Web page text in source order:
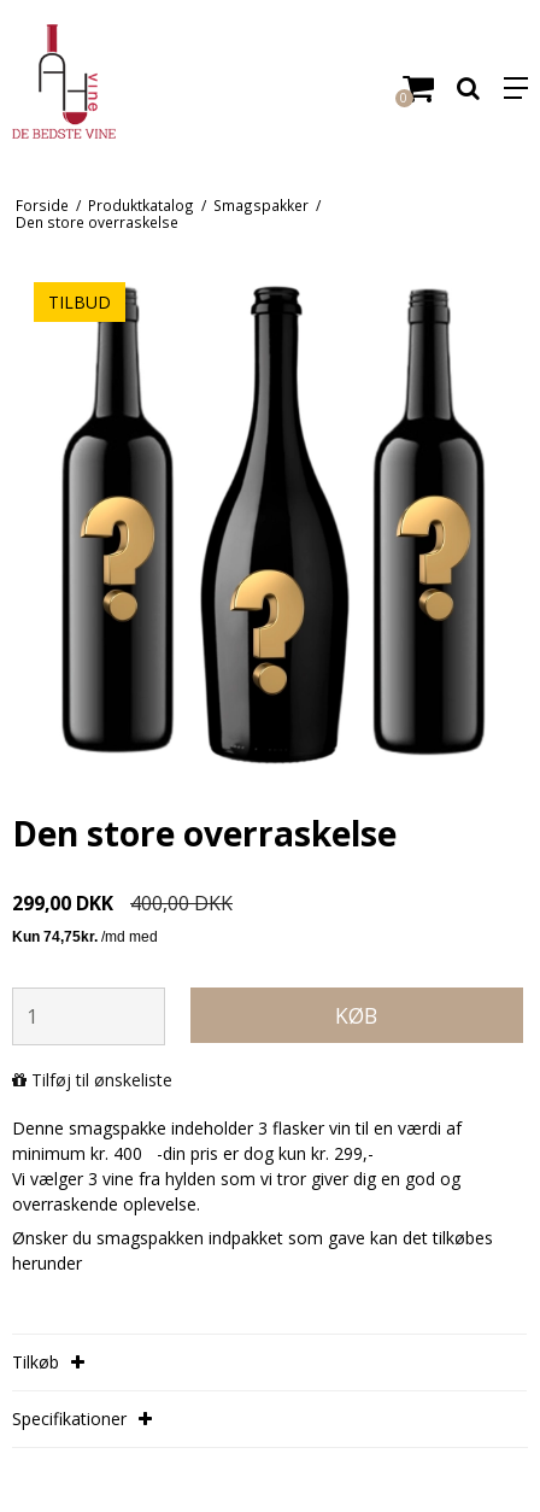
0
Forside / Produktkatalog / Smagspakker /
Den store overraskelse
TILBUD
Den store overraskelse
299,00 DKK 400,00 DKK
KØB
Tilføj til ønskeliste
Denne smagspakke indeholder 3 flasker vin til en værdi af
minimum kr. 400 -din pris er dog kun kr. 299,-
Vi vælger 3 vine fra hylden som vi tror giver dig en god og
overraskende oplevelse.
Ønsker du smagspakken indpakket som gave kan det tilkøbes
herunder
Tilkøb 
Specifikationer 